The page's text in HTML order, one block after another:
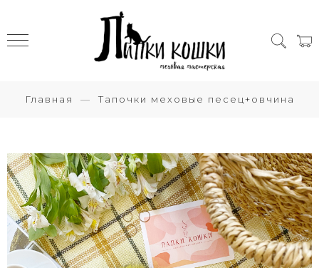
Главная Тапочки меховые песец+овчина